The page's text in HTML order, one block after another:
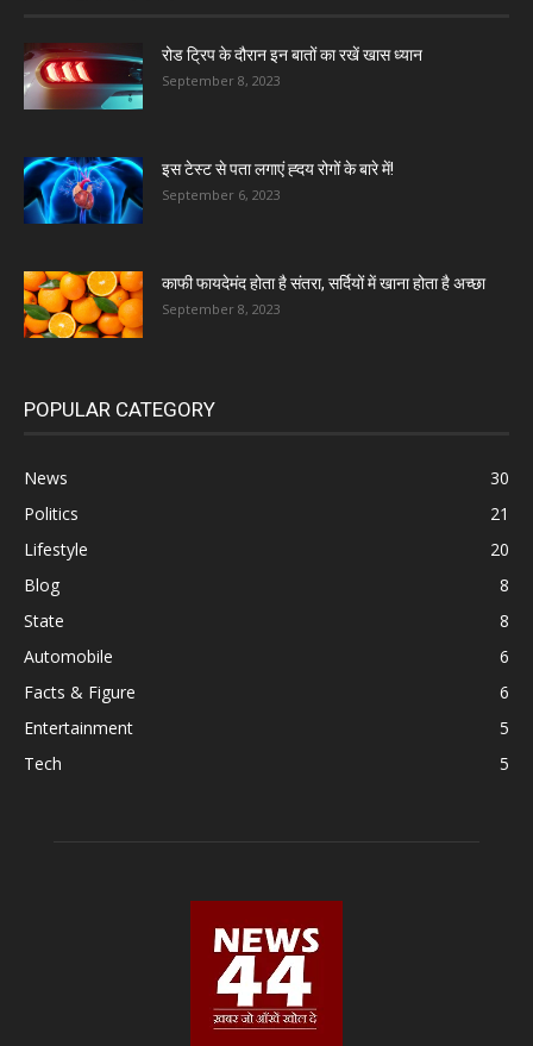
रोड ट्रिप के दौरान इन बातों का रखें खास ध्यान
September 8, 2023
इस टेस्ट से पता लगाएं ह्दय रोगों के बारे में!
September 6, 2023
काफी फायदेमंद होता है संतरा, सर्दियों में खाना होता है अच्छा
September 8, 2023
POPULAR CATEGORY
News
30
Politics
21
Lifestyle
20
Blog
8
State
8
Automobile
6
Facts & Figure
6
Entertainment
5
Tech
5